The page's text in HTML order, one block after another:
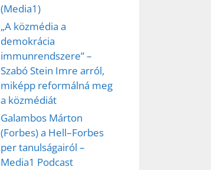
(Media1)
„A közmédia a
demokrácia
immunrendszere” –
Szabó Stein Imre arról,
miképp reformálná meg
a közmédiát
Galambos Márton
(Forbes) a Hell–Forbes
per tanulságairól –
Media1 Podcast